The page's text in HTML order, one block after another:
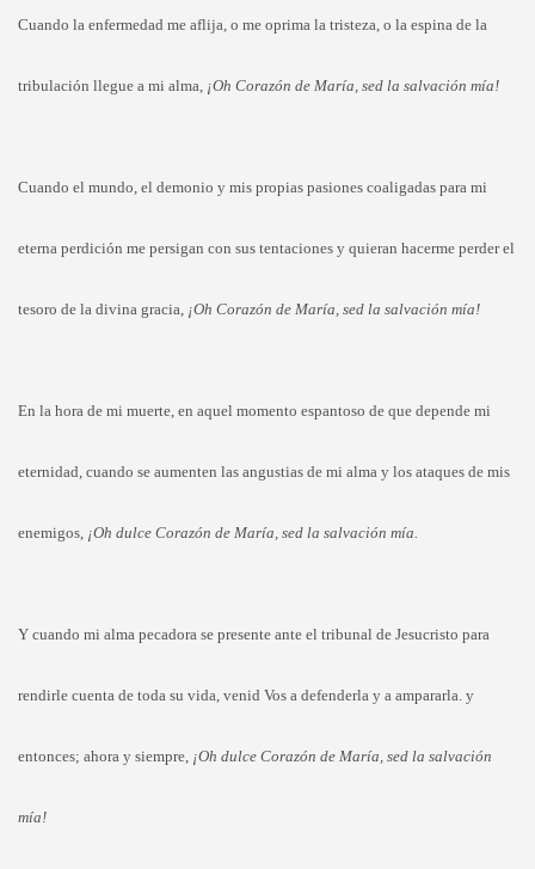
Cuando la enfermedad me aflija, o me oprima la tristeza, o la espina de la
tribulación llegue a mi alma, ¡Oh Corazón de María, sed la salvación mía!
Cuando el mundo, el demonio y mis propias pasiones coaligadas para mi
eterna perdición me persigan con sus tentaciones y quieran hacerme perder el
tesoro de la divina gracia, ¡Oh Corazón de María, sed la salvación mía!
En la hora de mi muerte, en aquel momento espantoso de que depende mi
eternidad, cuando se aumenten las angustias de mi alma y los ataques de mis
enemigos, ¡Oh dulce Corazón de María, sed la salvación mía.
Y cuando mi alma pecadora se presente ante el tribunal de Jesucristo para
rendirle cuenta de toda su vida, venid Vos a defenderla y a ampararla. y
entonces; ahora y siempre, ¡Oh dulce Corazón de María, sed la salvación
mía!